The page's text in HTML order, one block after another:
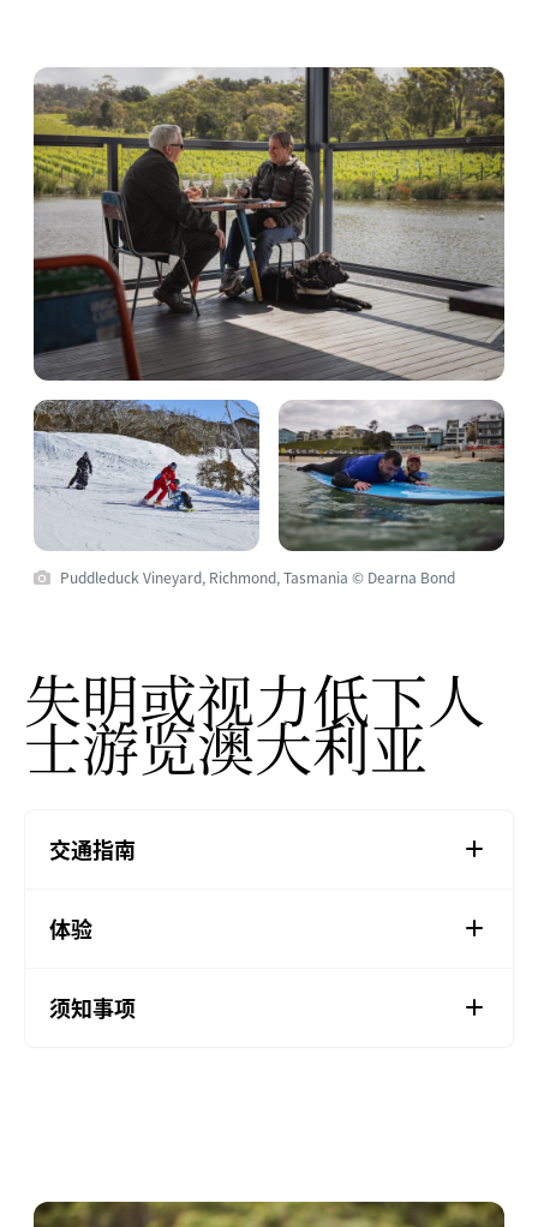
Puddleduck Vineyard, Richmond, Tasmania © Dearna Bond
失明或视力低下人
士游览澳大利亚
交通指南
体验
须知事项